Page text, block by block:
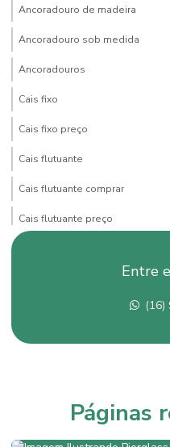
Ancoradouro de madeira
Ancoradouro sob medida
Ancoradouros
Cais fixo
Cais fixo preço
Cais flutuante
Cais flutuante comprar
Cais flutuante preço
Comprar píer flutuante
Construção de ancoradouros
Construção de píer fixo
Construtor de píer
Entre
(16)
Páginas